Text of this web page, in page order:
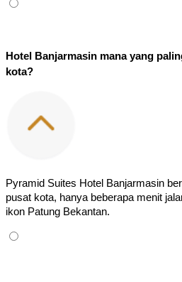
Hotel Banjarmasin mana yang
kota?
Pyramid Suites Hotel Banjarmasin
pusat kota, hanya beberapa menit
ikon Patung Bekantan.